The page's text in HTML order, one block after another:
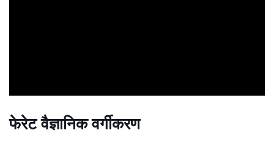
फेरेट वैज्ञानिक वर्गीकरण